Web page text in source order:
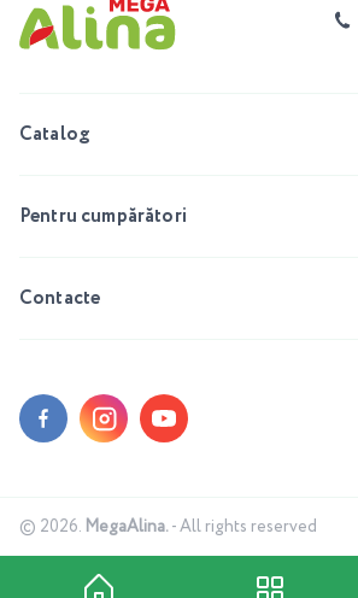
Catalog
Pentru cumpărători
Contacte
© 2026. MegaAlina.- All rights reserved